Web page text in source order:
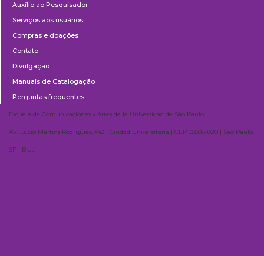
Auxílio ao Pesquisador
Serviços aos usuários
Compras e doações
Contato
Divulgação
Manuais de Catalogação
Perguntas frequentes
Escuela de Comunicaciones y Artes de la Universidad de São Paulo
AV. Lúcio Martins Rodrigues, 443 | Ciudad Universitaria | CEP 05508-020 | São Paulo,
SP | Brasil